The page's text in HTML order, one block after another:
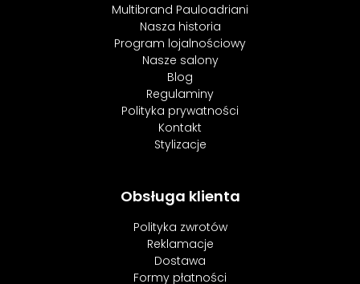
Multibrand Pauloadriani
Nasza historia
Program lojalnościowy
Nasze salony
Blog
Regulaminy
Polityka prywatności
Kontakt
Stylizacje
Obsługa klienta
Polityka zwrotów
Reklamacje
Dostawa
Formy płatności